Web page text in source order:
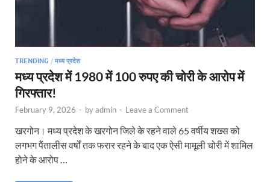
TRENDING / मध्य प्रदेश
मध्य प्रदेश में 1980 में 100 रुपए की चोरी के आरोप में
गिरफ्तार!
February 9, 2026 - byadmin - Leave a Comment
खरगोन। मध्य प्रदेश के खरगोन जिले के रहने वाले 65 वर्षीय शख्स को
लगभग पैंतालीस वर्षों तक फरार रहने के बाद एक ऐसी मामूली चोरी में शामिल
होने के आरोप …